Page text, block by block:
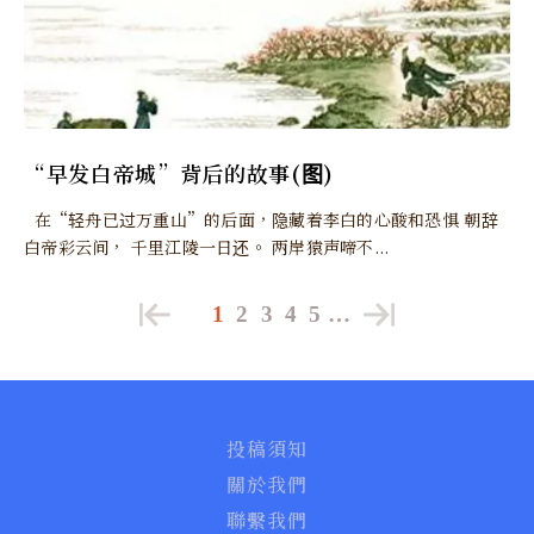
“早发白帝城”背后的故事(图)
白帝彩云间， 千里江陵一日还。 两岸猿声啼不...
1 2 3 4 5 …
投稿須知
關於我們
聯繫我們